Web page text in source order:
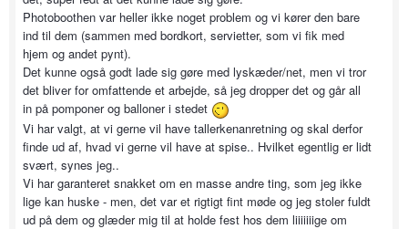
Photoboothen var heller ikke noget problem og vi kører den bare
ind til dem (sammen med bordkort, servietter, som vi fik med
hjem og andet pynt).
Det kunne også godt lade sig gøre med lyskæder/net, men vi tror
det bliver for omfattende et arbejde, så jeg dropper det og går all
in på pomponer og balloner i stedet
Vi har valgt, at vi gerne vil have tallerkenanretning og skal derfor
finde ud af, hvad vi gerne vil have at spise.. Hvilket egentlig er lidt
svært, synes jeg..
Vi har garanteret snakket om en masse andre ting, som jeg ikke
lige kan huske - men, det var et rigtigt fint møde og jeg stoler fuldt
ud på dem og glæder mig til at holde fest hos dem liiiiiiige om